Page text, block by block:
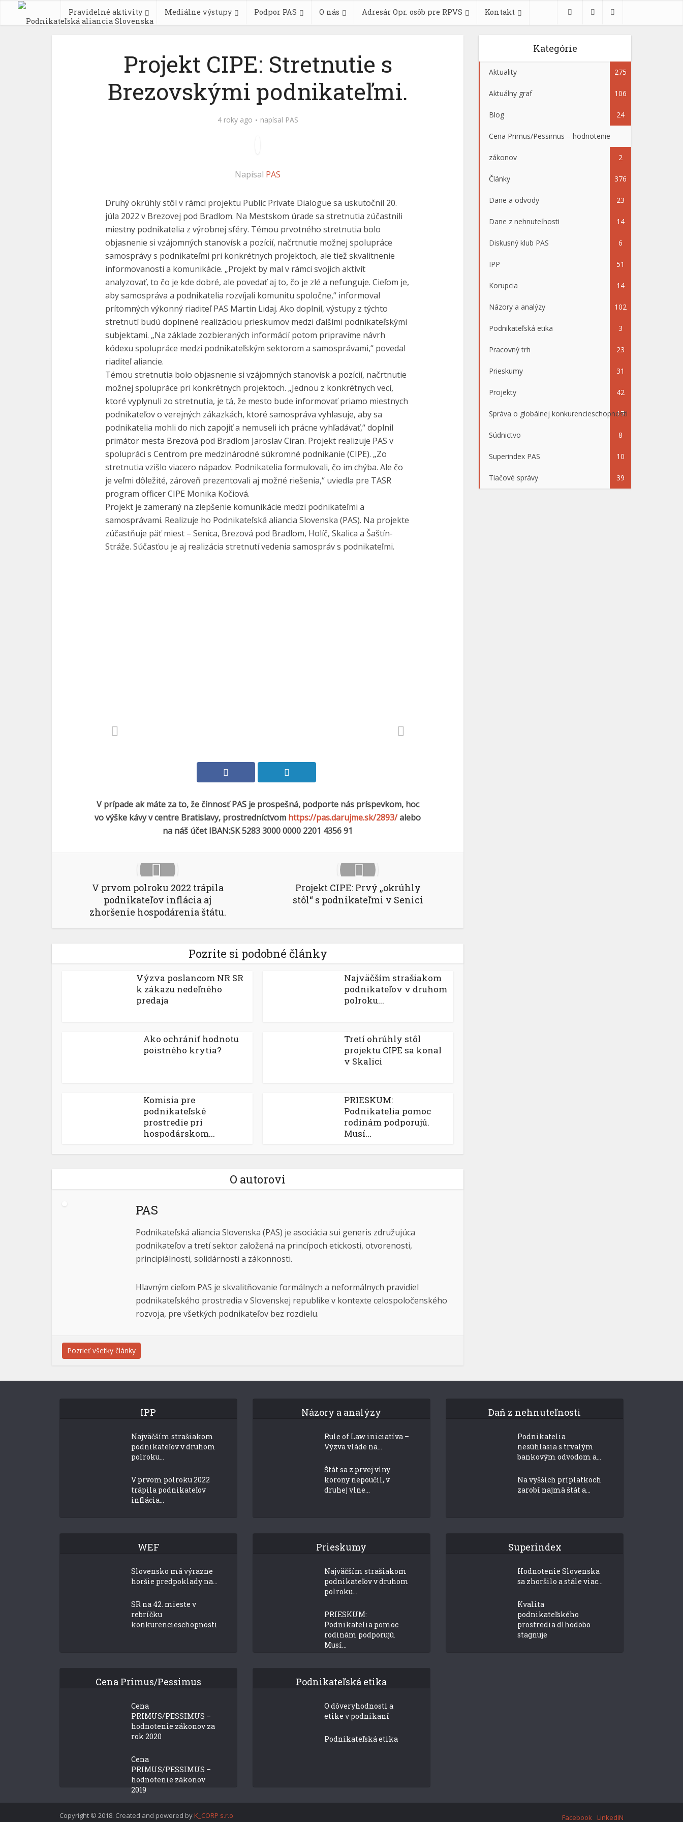
Pravidelné aktivity Mediálne výstupy Podpor PAS O nás Adresár Opr. osôb pre RPVS Kontakt
Projekt CIPE: Stretnutie s
Brezovskými podnikateľmi.
4 roky ago napísal PAS
Napísal PAS
Druhý okrúhly stôl v rámci projektu Public Private Dialogue sa uskutočnil 20.
júla 2022 v Brezovej pod Bradlom. Na Mestskom úrade sa stretnutia zúčastnili
miestny podnikatelia z výrobnej sféry. Témou prvotného stretnutia bolo
objasnenie si vzájomných stanovísk a pozícií, načrtnutie možnej spolupráce
samosprávy s podnikateľmi pri konkrétnych projektoch, ale tiež skvalitnenie
informovanosti a komunikácie. „Projekt by mal v rámci svojich aktivít
analyzovať, to čo je kde dobré, ale povedať aj to, čo je zlé a nefunguje. Cieľom je,
aby samospráva a podnikatelia rozvíjali komunitu spoločne,“ informoval
prítomných výkonný riaditeľ PAS Martin Lidaj. Ako doplnil, výstupy z týchto
stretnutí budú doplnené realizáciou prieskumov medzi ďalšími podnikateľskými
subjektami. „Na základe zozbieraných informácií potom pripravíme návrh
kódexu spolupráce medzi podnikateľským sektorom a samosprávami,“ povedal
riaditeľ aliancie.
Témou stretnutia bolo objasnenie si vzájomných stanovísk a pozícií, načrtnutie
možnej spolupráce pri konkrétnych projektoch. „Jednou z konkrétnych vecí,
ktoré vyplynuli zo stretnutia, je tá, že mesto bude informovať priamo miestnych
podnikateľov o verejných zákazkách, ktoré samospráva vyhlasuje, aby sa
podnikatelia mohli do nich zapojiť a nemuseli ich prácne vyhľadávať,“ doplnil
primátor mesta Brezová pod Bradlom Jaroslav Ciran. Projekt realizuje PAS v
spolupráci s Centrom pre medzinárodné súkromné podnikanie (CIPE). „Zo
stretnutia vzišlo viacero nápadov. Podnikatelia formulovali, čo im chýba. Ale čo
je veľmi dôležité, zároveň prezentovali aj možné riešenia,“ uviedla pre TASR
program officer CIPE Monika Kočiová.
Projekt je zameraný na zlepšenie komunikácie medzi podnikateľmi a
samosprávami. Realizuje ho Podnikateľská aliancia Slovenska (PAS). Na projekte
zúčastňuje päť miest – Senica, Brezová pod Bradlom, Holíč, Skalica a Šaštín-
Stráže. Súčasťou je aj realizácia stretnutí vedenia samospráv s podnikateľmi.
V prípade ak máte za to, že činnosť PAS je prospešná, podporte nás príspevkom, hoc
vo výške kávy v centre Bratislavy, prostredníctvom https://pas.darujme.sk/2893/alebo
na náš účet IBAN:SK 5283 3000 0000 2201 4356 91
V prvom polroku 2022 trápila
podnikateľov inflácia aj
zhoršenie hospodárenia štátu.
Projekt CIPE: Prvý „okrúhly
stôl“ s podnikateľmi v Senici
Pozrite si podobné články
Výzva poslancom NR SR
k zákazu nedeľného
predaja
Najväčším strašiakom
podnikateľov v druhom
polroku...
Ako ochrániť hodnotu
poistného krytia?
Tretí ohrúhly stôl
projektu CIPE sa konal
v Skalici
Komisia pre
podnikateľské
prostredie pri
hospodárskom...
PRIESKUM:
Podnikatelia pomoc
rodinám podporujú.
Musí...
O autorovi
PAS
Podnikateľská aliancia Slovenska (PAS) je asociácia sui generis združujúca
podnikateľov a tretí sektor založená na princípoch etickosti, otvorenosti,
principiálnosti, solidárnosti a zákonnosti.
Hlavným cieľom PAS je skvalitňovanie formálnych a neformálnych pravidiel
podnikateľského prostredia v Slovenskej republike v kontexte celospoločenského
rozvoja, pre všetkých podnikateľov bez rozdielu.
Pozrieť všetky články
Kategórie
Aktuality 275
Aktuálny graf 106
Blog 24
Cena Primus/Pessimus – hodnotenie
zákonov 2
Články 376
Dane a odvody 23
Dane z nehnuteľnosti 14
Diskusný klub PAS 6
IPP 51
Korupcia 14
Názory a analýzy 102
Podnikateľská etika 3
Pracovný trh 23
Prieskumy 31
Projekty 42
Správa o globálnej konkurencieschopnosti
17
Súdnictvo 8
Superindex PAS 10
Tlačové správy 39
IPP
Najväčším strašiakom
podnikateľov v druhom
polroku...
V prvom polroku 2022
trápila podnikateľov
inflácia...
WEF
Slovensko má výrazne
horšie predpoklady na...
SR na 42. mieste v
rebríčku
konkurencieschopnosti
Cena Primus/Pessimus
Cena
PRIMUS/PESSIMUS –
hodnotenie zákonov za
rok 2020
Cena
PRIMUS/PESSIMUS –
hodnotenie zákonov
2019
Názory a analýzy
Rule of Law iniciatíva –
Výzva vláde na...
Štát sa z prvej vlny
korony nepoučil, v
druhej vlne...
Prieskumy
Najväčším strašiakom
podnikateľov v druhom
polroku...
PRIESKUM:
Podnikatelia pomoc
rodinám podporujú.
Musí...
Podnikateľská etika
O dôveryhodnosti a
etike v podnikaní
Podnikateľská etika
Daň z nehnuteľnosti
Podnikatelia
nesúhlasia s trvalým
bankovým odvodom a...
Na vyšších príplatkoch
zarobí najmä štát a...
Superindex
Hodnotenie Slovenska
sa zhoršilo a stále viac...
Kvalita
podnikateľského
prostredia dlhodobo
stagnuje
Copyright © 2018. Created and powered by K_CORP s.r.o Facebook LinkedIN